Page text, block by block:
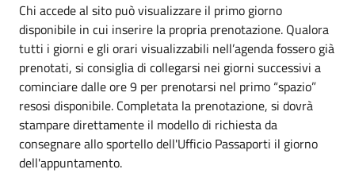
Chi accede al sito può visualizzare il primo giorno
disponibile in cui inserire la propria prenotazione. Qualora
tutti i giorni e gli orari visualizzabili nell’agenda fossero già
prenotati, si consiglia di collegarsi nei giorni successivi a
cominciare dalle ore 9 per prenotarsi nel primo “spazio”
resosi disponibile. Completata la prenotazione, si dovrà
stampare direttamente il modello di richiesta da
consegnare allo sportello dell'Ufficio Passaporti il giorno
dell'appuntamento.